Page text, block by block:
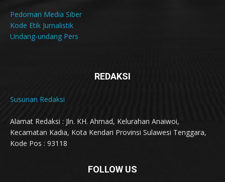
Pedoman Media Siber
Kode Etik Jurnalistik
Undang-undang Pers
REDAKSI
Susunan Redaksi
Alamat Redaksi : Jln. KH. Ahmad, Kelurahan Anaiwoi,
Kecamatan Kadia, Kota Kendari Provinsi Sulawesi Tenggara,
Kode Pos : 93118
FOLLOW US